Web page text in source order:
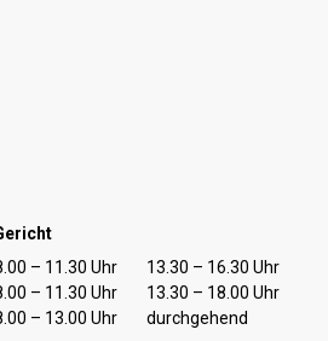
Öffnungszeiten Nachmittag
– 11.30 Uhr
13.30 – 16.30 Uhr
– 11.30 Uhr
13.30 – 18.00 Uhr
– 13.00 Uhr durchgehend